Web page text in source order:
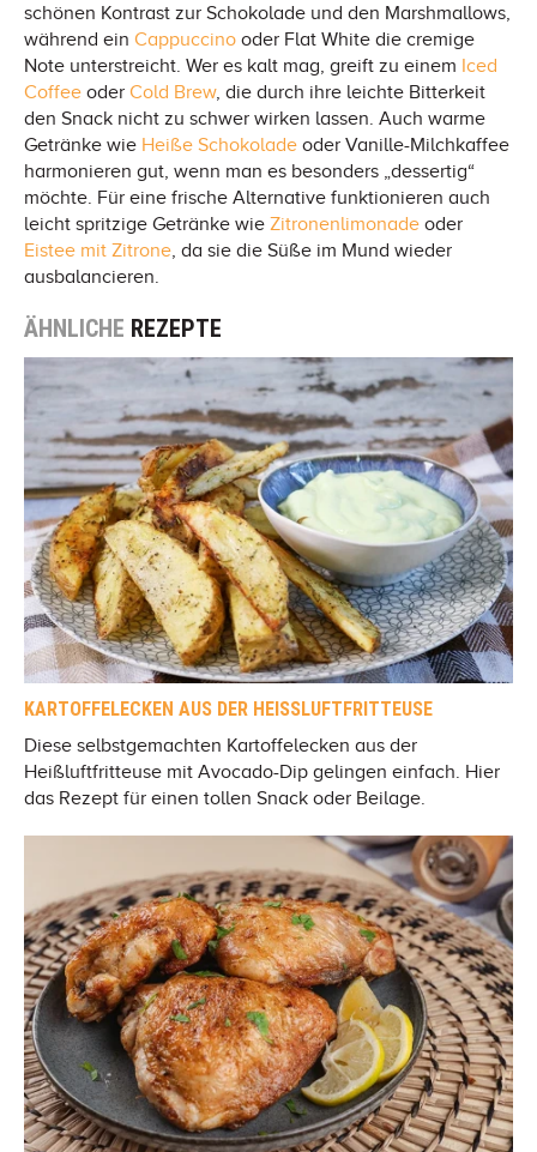
schönen Kontrast zur Schokolade und den Marshmallows,
während ein Cappuccino oder Flat White die cremige
Note unterstreicht. Wer es kalt mag, greift zu einem Iced
Coffee oder Cold Brew, die durch ihre leichte Bitterkeit
den Snack nicht zu schwer wirken lassen. Auch warme
Getränke wie Heiße Schokolade oder Vanille-Milchkaffee
harmonieren gut, wenn man es besonders „dessertig“
möchte. Für eine frische Alternative funktionieren auch
leicht spritzige Getränke wie Zitronenlimonade oder
Eistee mit Zitrone, da sie die Süße im Mund wieder
ausbalancieren.
ÄHNLICHE REZEPTE
KARTOFFELECKEN AUS DER HEISSLUFTFRITTEUSE
Diese selbstgemachten Kartoffelecken aus der
Heißluftfritteuse mit Avocado-Dip gelingen einfach. Hier
das Rezept für einen tollen Snack oder Beilage.